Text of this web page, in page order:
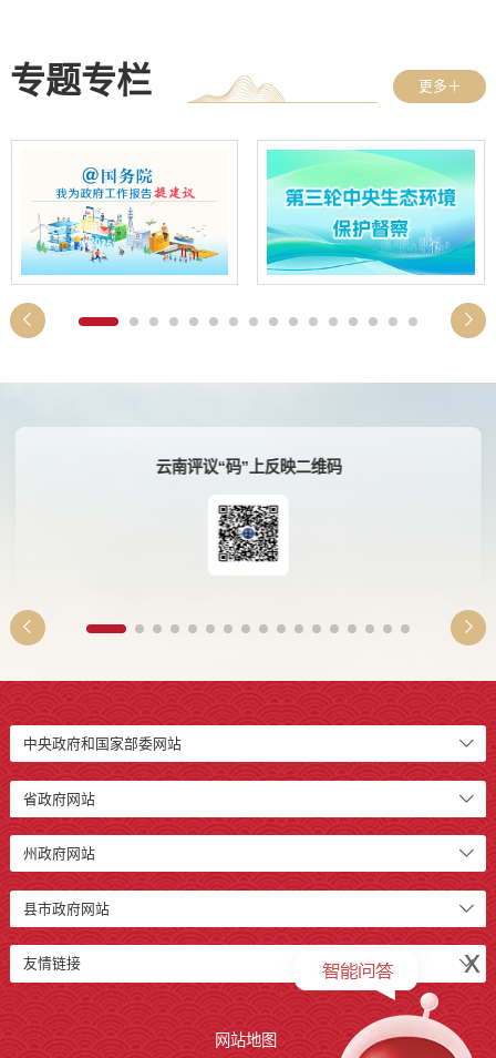
专题专栏 更多＋
云南评议“码”上反映二维码
中央政府和国家部委网站
省政府网站
州政府网站
县市政府网站
友情链接
网站地图
x